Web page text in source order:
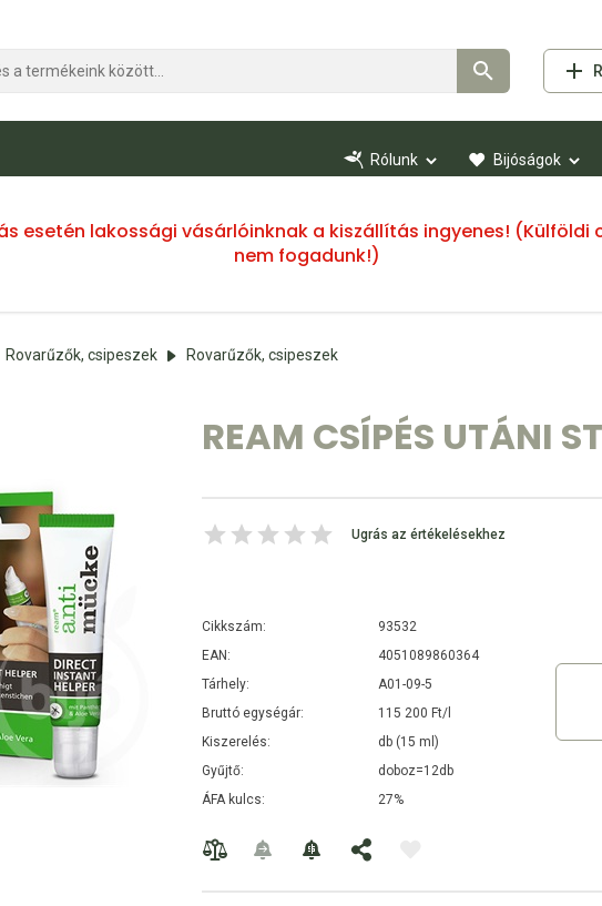
Rólunk Bijóságok
esetén lakossági vásárlóinknak a kiszállítás ingyenes! (Külföldi
nem fogadunk!)
Rovarűzők, csipeszek Rovarűzők, csipeszek
REAM CSÍPÉS UTÁNI
Ugrás az értékelésekhez
Cikkszám:
93532
EAN:
4051089860364
Tárhely:
A01-09-5
Bruttó egységár:
115 200 Ft/l
Kiszerelés:
db (15 ml)
Gyűjtő:
doboz=12db
ÁFA kulcs:
27%